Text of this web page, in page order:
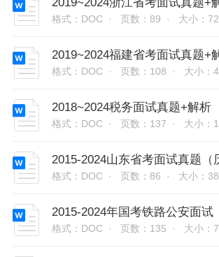
格式：DOC · 页数：89 · 大小：
格式：DOC · 页数：108 · 大小：
格式：DOC · 页数：137 · 大小：
格式：DOC · 页数：86 · 大小：
格式：DOC · 页数：135 · 大小：